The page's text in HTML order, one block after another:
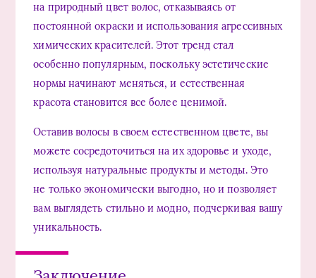
на природный цвет волос, отказываясь от
постоянной окраски и использования агрессивных
химических красителей. Этот тренд стал
особенно популярным, поскольку эстетические
нормы начинают меняться, и естественная
красота становится все более ценимой.
Оставив волосы в своем естественном цвете, вы
можете сосредоточиться на их здоровье и уходе,
используя натуральные продукты и методы. Это
не только экономически выгодно, но и позволяет
вам выглядеть стильно и модно, подчеркивая вашу
уникальность.